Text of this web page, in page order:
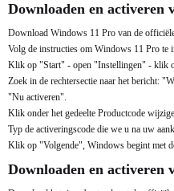
Downloaden en activeren
Download Windows 11 Pro van de
Volg de instructies om Windows 11 Pro te
Klik op "Start" - open "Instellingen" - klik
Zoek in de rechtersectie naar het bericht:
"Nu activeren".
Klik onder het gedeelte Productcode
Typ de activeringscode die we u na uw
Klik op "Volgende", Windows begint met
Downloaden en activeren